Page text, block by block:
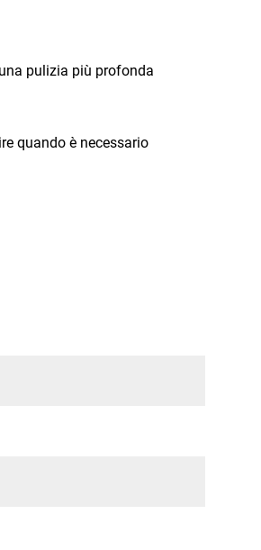
pulizia più profonda
quando è necessario